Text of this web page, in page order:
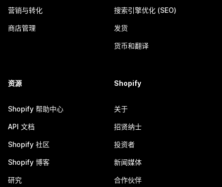
营销与转化
商店管理
搜索引擎优化 (SEO)
发货
货币和翻译
资源
Shopify 帮助中心
API 文档
Shopify 社区
Shopify 博客
研究
Shopify
关于
招贤纳士
投资者
新闻媒体
合作伙伴